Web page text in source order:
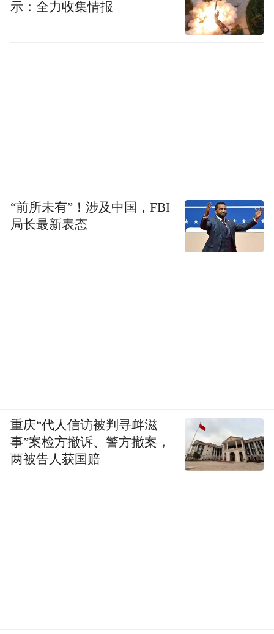
示：全力收集情报
“前所未有”！涉及中国，FBI
局长最新表态
重庆“代人信访被判寻衅滋
事”案检方撤诉、警方撤案，
两被告人获国赔